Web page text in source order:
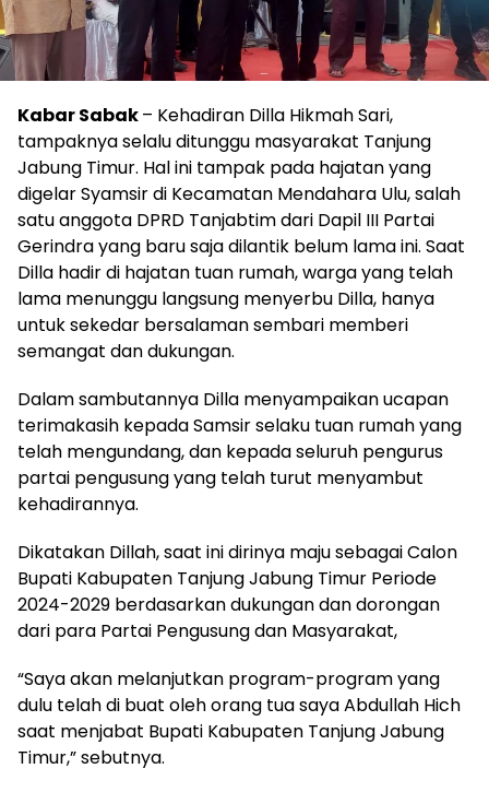
Kabar Sabak– Kehadiran Dilla Hikmah Sari,
tampaknya selalu ditunggu masyarakat Tanjung
Jabung Timur. Hal ini tampak pada hajatan yang
digelar Syamsir di Kecamatan Mendahara Ulu, salah
satu anggota DPRD Tanjabtim dari Dapil III Partai
Gerindra yang baru saja dilantik belum lama ini. Saat
Dilla hadir di hajatan tuan rumah, warga yang telah
lama menunggu langsung menyerbu Dilla, hanya
untuk sekedar bersalaman sembari memberi
semangat dan dukungan.
Dalam sambutannya Dilla menyampaikan ucapan
terimakasih kepada Samsir selaku tuan rumah yang
telah mengundang, dan kepada seluruh pengurus
partai pengusung yang telah turut menyambut
kehadirannya.
Dikatakan Dillah, saat ini dirinya maju sebagai Calon
Bupati Kabupaten Tanjung Jabung Timur Periode
2024-2029 berdasarkan dukungan dan dorongan
dari para Partai Pengusung dan Masyarakat,
“Saya akan melanjutkan program-program yang
dulu telah di buat oleh orang tua saya Abdullah Hich
saat menjabat Bupati Kabupaten Tanjung Jabung
Timur,” sebutnya.